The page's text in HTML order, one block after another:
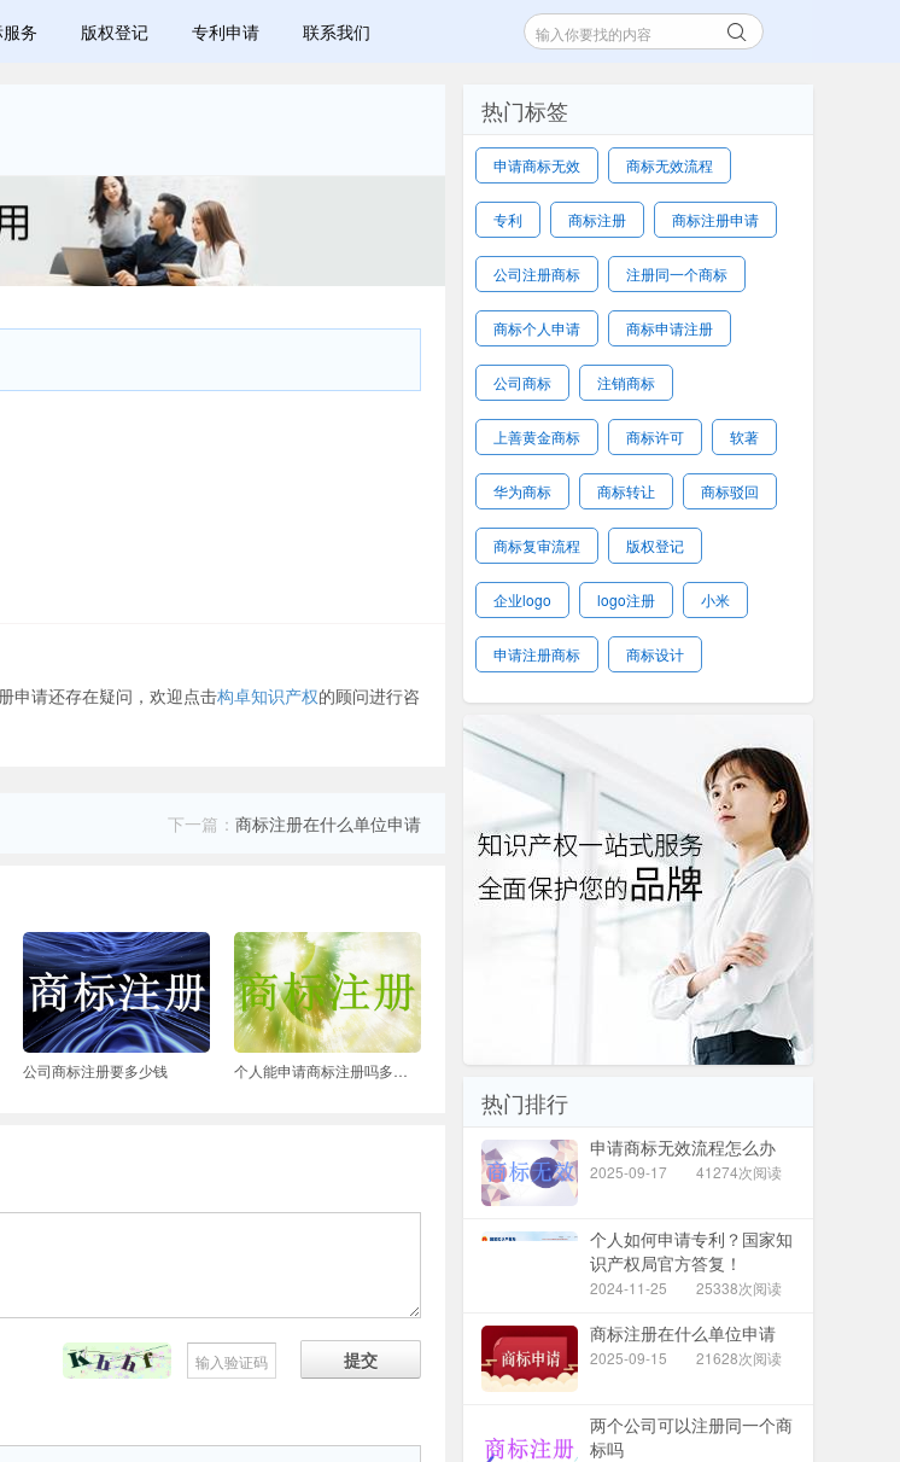
务 版权登记 专利申请 联系我们
申请还存在疑问，欢迎点击构卓知识产权的顾问进行咨
下一篇： 商标注册在什么单位申请
公司商标注册要多少钱 个人能申请商标注册吗多少钱
提交
热门标签
申请商标无效 商标无效流程
专利 商标注册 商标注册申请
公司注册商标 注册同一个商标
商标个人申请 商标申请注册
公司商标 注销商标
上善黄金商标 商标许可 软著
华为商标 商标转让 商标驳回
商标复审流程 版权登记
企业logo logo注册 小米
申请注册商标 商标设计
热门排行
申请商标无效流程怎么办
2025-09-17 41274次阅读
个人如何申请专利？国家知
识产权局官方答复！
2024-11-25 25338次阅读
商标注册在什么单位申请
2025-09-15 21628次阅读
两个公司可以注册同一个商
标吗